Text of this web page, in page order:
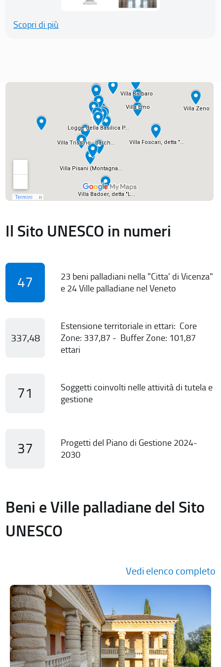
Scopri di più
Il Sito UNESCO in numeri
47
23 beni palladiani nella "Citta' di Vicenza"
e 24 Ville palladiane nel Veneto
337,48
Estensione territoriale in ettari: Core
Zone: 337,87 - Buffer Zone: 101,87
ettari
71
Soggetti coinvolti nelle attività di tutela e
gestione
37
Progetti del Piano di Gestione 2024-
2030
Beni e Ville palladiane del Sito
UNESCO
Vedi elenco completo